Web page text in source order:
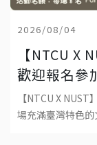
2026/08/04
【NTCU X
歡迎報名參
【NTCU X
場充滿臺灣特色